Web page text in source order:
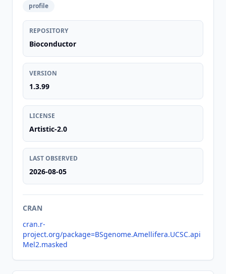
profile
REPOSITORY
Bioconductor
VERSION
1.3.99
LICENSE
Artistic-2.0
LAST OBSERVED
2026-08-05
CRAN
cran.r-
project.org/package=BSgenome.Amellifera.UCSC.api
Mel2.masked